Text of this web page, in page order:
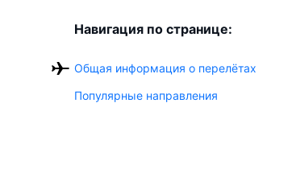
Навигация по странице:
Общая информация о перелётах
Популярные направления